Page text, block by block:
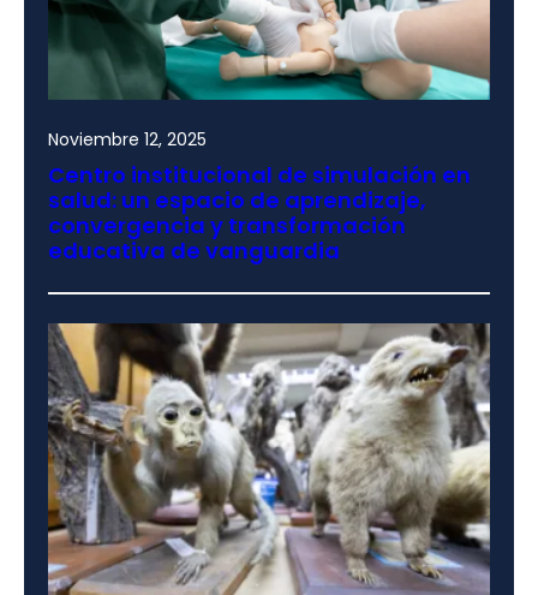
Noviembre 12, 2025
Centro institucional de simulación en
salud: un espacio de aprendizaje,
convergencia y transformación
educativa de vanguardia